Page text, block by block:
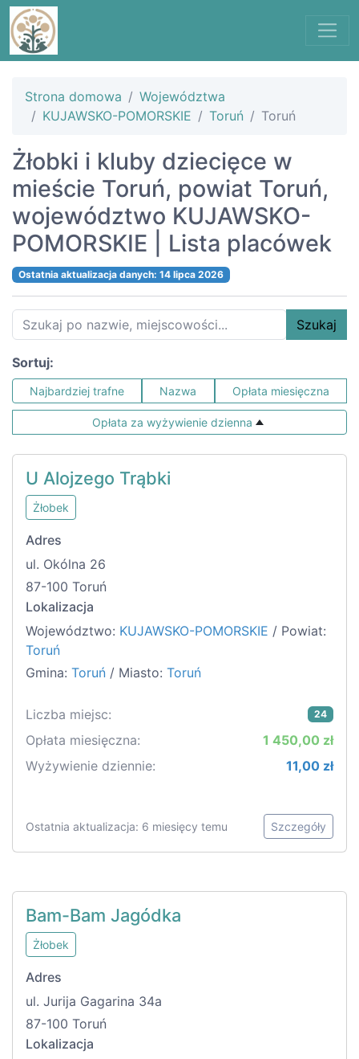
Strona domowa
Województwa
KUJAWSKO-POMORSKIE
Toruń Toruń
Żłobki i kluby dziecięce w
mieście Toruń, powiat Toruń,
województwo KUJAWSKO-
POMORSKIE | Lista placówek
Ostatnia aktualizacja danych: 14 lipca 2026
Szukaj
Sortuj:
Najbardziej trafne Nazwa Opłata miesięczna
Opłata za wyżywienie dzienna
U Alojzego Trąbki
Żłobek
Adres
ul. Okólna 26
87-100 Toruń
Lokalizacja
Województwo: KUJAWSKO-POMORSKIE / Powiat:
Toruń
Gmina: Toruń / Miasto: Toruń
Liczba miejsc: 24
Opłata miesięczna:
1 450,00 zł
Wyżywienie dziennie:
11,00 zł
Ostatnia aktualizacja: 6 miesięcy temu Szczegóły
Bam-Bam Jagódka
Żłobek
Adres
ul. Jurija Gagarina 34a
87-100 Toruń
Lokalizacja